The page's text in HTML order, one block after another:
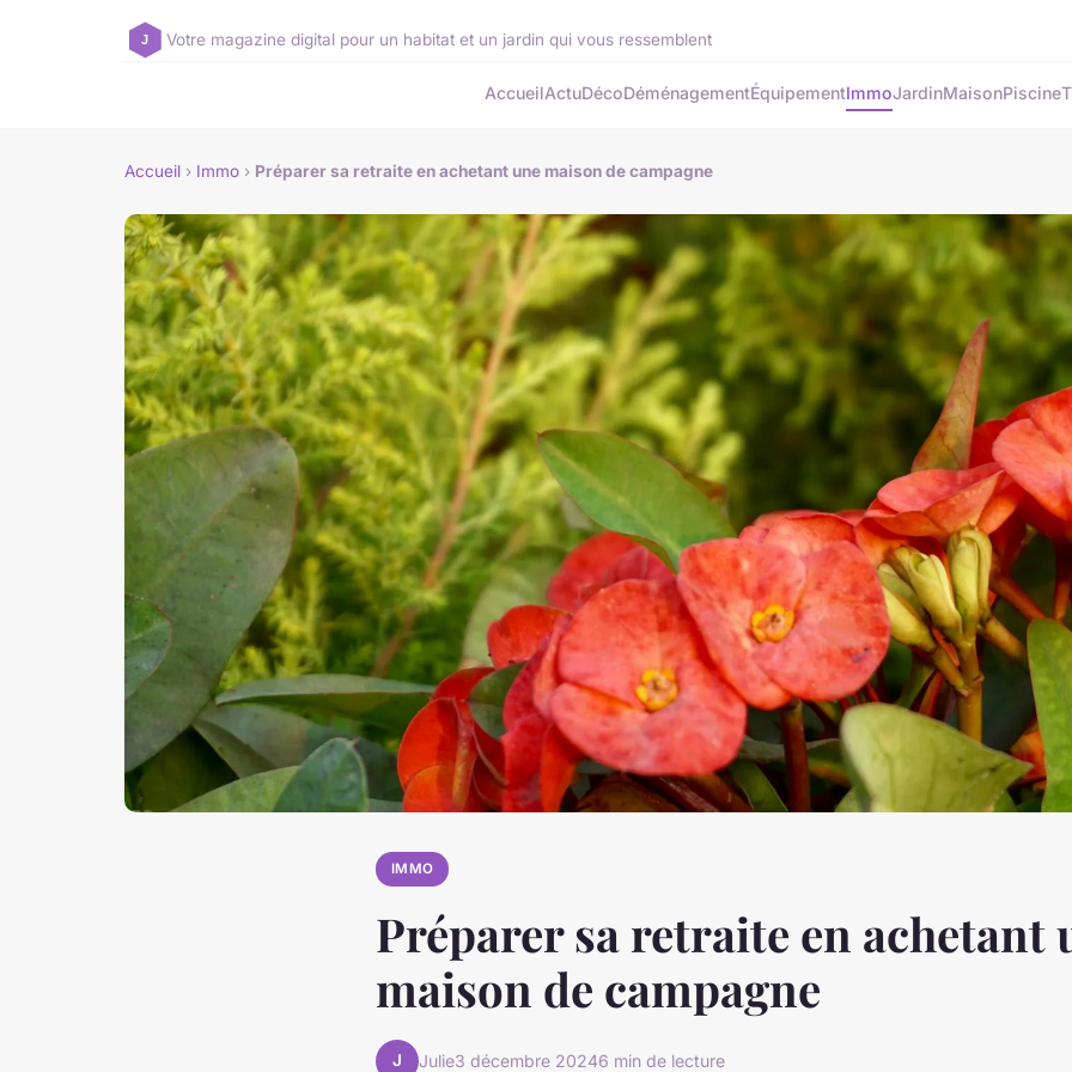
Votre magazine digital pour un habitat et un jardin qui vous ressemblent
AccueilActuDécoDéménagementÉquipementImmoJardinMaisonPiscine
Accueil › Immo › Préparer sa retraite en achetant une maison de campagne
IMMO
Préparer sa retraite en achetant
maison de campagne
J Julie3 décembre 20246 min de lecture